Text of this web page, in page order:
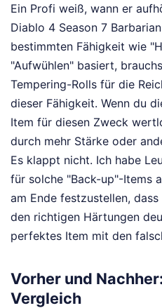
Ein Profi weiß, wann er
Diablo 4 Season 7
bestimmten Fähigkeit wie
"Aufwühlen" basiert,
Tempering-Rolls für die
dieser Fähigkeit. Wenn du
Item für diesen Zweck
durch mehr Stärke oder
Es klappt nicht. Ich habe
für solche "Back-up"-Items
am Ende festzustellen,
den richtigen Härtungen
perfektes Item mit den
Vorher und
Vergleich